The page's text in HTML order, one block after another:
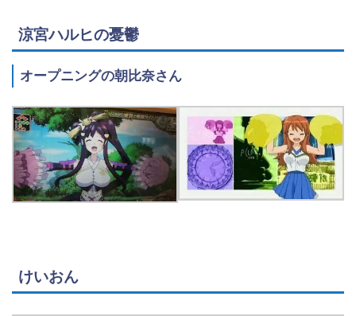
涼宮ハルヒの憂鬱
オープニングの朝比奈さん
けいおん